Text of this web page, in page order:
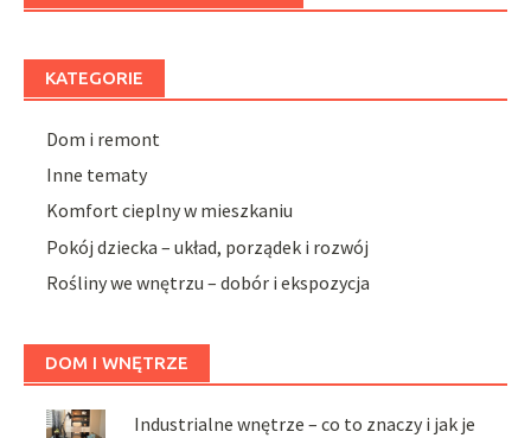
KATEGORIE
Dom i remont
Inne tematy
Komfort cieplny w mieszkaniu
Pokój dziecka – układ, porządek i rozwój
Rośliny we wnętrzu – dobór i ekspozycja
DOM I WNĘTRZE
Industrialne wnętrze – co to znaczy i jak je